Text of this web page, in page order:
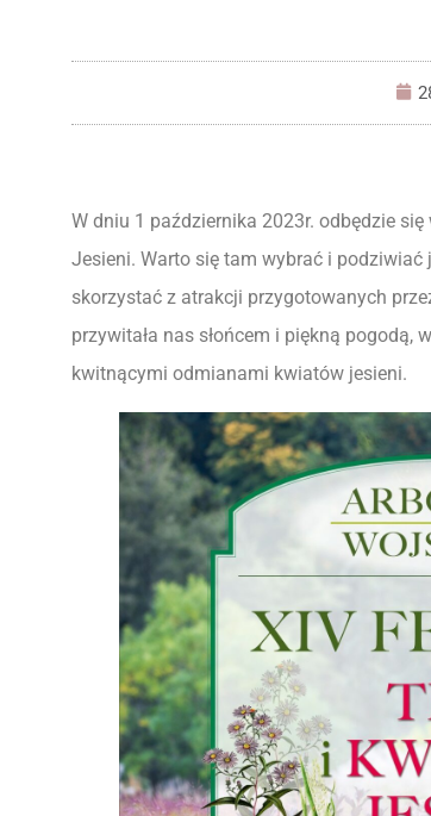
W dniu 1 października 2023r. odbędzie
Jesieni. Warto się tam wybrać i
skorzystać z atrakcji przygotowanych
przywitała nas słońcem i piękną pogodą,
kwitnącymi odmianami kwiatów jesieni.